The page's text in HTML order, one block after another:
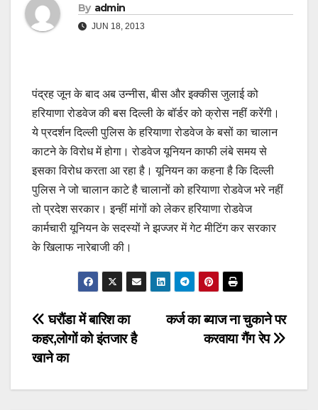
By admin
JUN 18, 2013
पंद्रह जून के बाद अब उन्नीस, बीस और इक्कीस जुलाई को
हरियाणा रोडवेज की बस दिल्ली के बॉर्डर को क्रोस नहीं करेंगी।
ये प्रदर्शन दिल्ली पुलिस के हरियाणा रोडवेज के बसों का चालान
काटने के विरोध में होगा। रोडवेज यूनियन काफी लंबे समय से
इसका विरोध करता आ रहा है। यूनियन का कहना है कि दिल्ली
पुलिस ने जो चालान काटे है चालानों को हरियाणा रोडवेज भरे नहीं
तो प्रदेश सरकार। इन्हीं मांगों को लेकर हरियाणा रोडवेज
कार्मचारी यूनियन के सदस्यों ने झज्जर में गेट मीटिंग कर सरकार
के खिलाफ नारेबाजी की।
Post
navigation
कर्ज का ब्याज ना चुकाने पर
करवाया गैंग रेप
घरौंडा में बारिश का
कहर,लोगों को इंतजार है
खाने का